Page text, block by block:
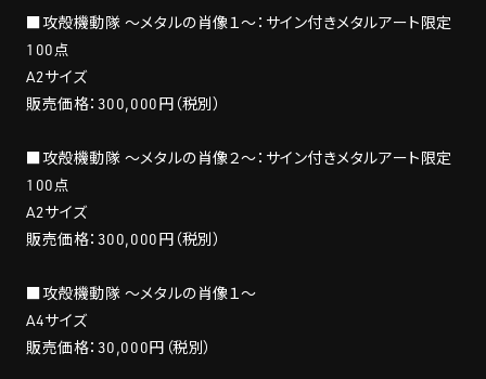
■攻殻機動隊 〜メタルの肖像１〜：サイン付きメタルアート限定
100点
A2サイズ
販売価格：300,000円（税別）
■攻殻機動隊 〜メタルの肖像２〜：サイン付きメタルアート限定
100点
A2サイズ
販売価格：300,000円（税別）
■攻殻機動隊 〜メタルの肖像１〜
A4サイズ
販売価格：30,000円（税別）